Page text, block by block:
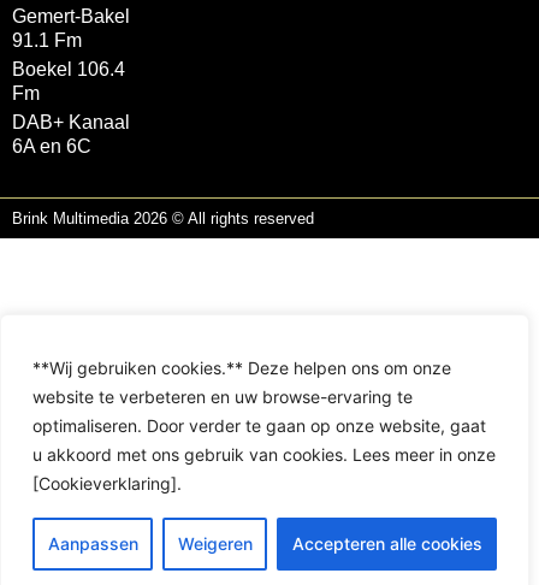
**Wij gebruiken cookies.** Deze helpen ons om onze
website te verbeteren en uw browse-ervaring te
optimaliseren. Door verder te gaan op onze website, gaat
u akkoord met ons gebruik van cookies. Lees meer in onze
[Cookieverklaring].
Aanpassen Weigeren Accepteren alle cookies
Gemert-Bakel
91.1 Fm
Boekel 106.4
Fm
DAB+ Kanaal
6A en 6C
Brink Multimedia 2026 © All rights reserved